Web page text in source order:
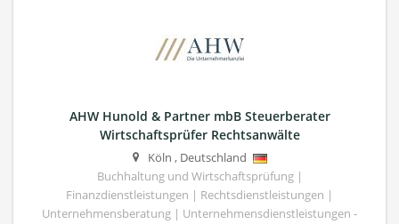
AHW Hunold & Partner mbB Steuerberater
Wirtschaftsprüfer Rechtsanwälte
Köln , Deutschland
Buchhaltung und Wirtschaftsprüfung |
Finanzdienstleistungen | Rechtsdienstleistungen |
Unternehmensberatung | Unternehmensdienstleistungen -